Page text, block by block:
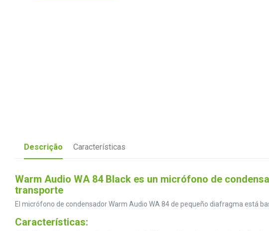
Descrição Características
Warm Audio WA 84 Black es un micrófono de
transporte
El micrófono de condensador Warm Audio WA 84 de pequeño diafragma está
Características: